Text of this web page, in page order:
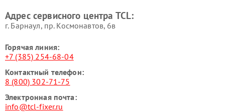
Адрес сервисного центра TCL:
г. Барнаул, ​пр. Космонавтов, 6в
Горячая линия:
+7 (385) 254-68-04
Контактный телефон:
8 (800) 302-71-75
Электронная почта:
info@tcl-fixer.ru